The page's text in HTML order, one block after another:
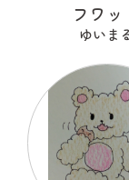
フワッ
ゆいま